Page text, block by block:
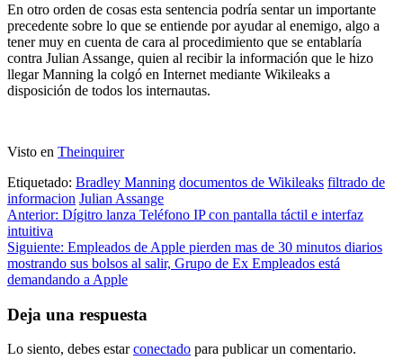
En otro orden de cosas esta sentencia podría sentar un importante
precedente sobre lo que se entiende por ayudar al enemigo, algo a
tener muy en cuenta de cara al procedimiento que se entablaría
contra Julian Assange, quien al recibir la información que le hizo
llegar Manning la colgó en Internet mediante Wikileaks a
disposición de todos los internautas.
Visto en Theinquirer
Etiquetado: Bradley Manning documentos de Wikileaks filtrado de
informacion Julian Assange
Navegación
de
entradas
Anterior: Dígitro lanza Teléfono IP con pantalla táctil e interfaz
intuitiva
Siguiente: Empleados de Apple pierden mas de 30 minutos diarios
mostrando sus bolsos al salir, Grupo de Ex Empleados está
demandando a Apple
Deja una respuesta
Lo siento, debes estarconectado para publicar un comentario.